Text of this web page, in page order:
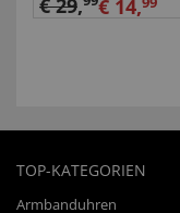
€ 29, € 14,
TOP-KATEGORIEN
Armbanduhren